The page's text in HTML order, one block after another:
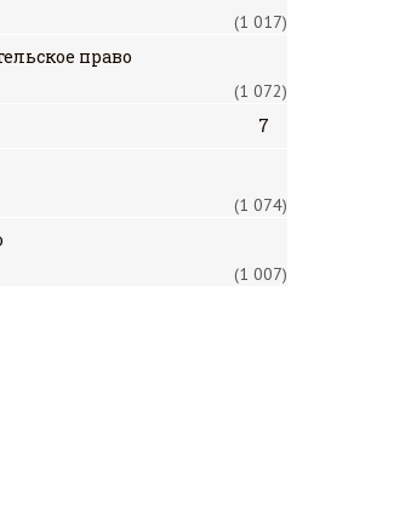
(1 017)
право
(1 072)
7
(1 074)
(1 007)